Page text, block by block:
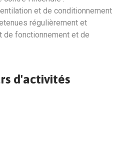
et de conditionnement
régulièrement et
de fonctionnement et de
d'activités